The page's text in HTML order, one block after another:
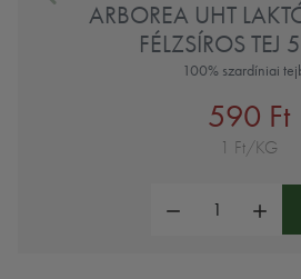
ARBOREA UHT
FÉLZSÍROS TEJ
100% szardíniai
590 Ft
1 Ft/KG